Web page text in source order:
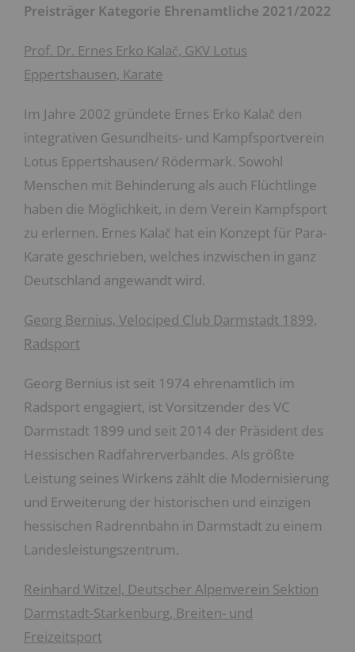
Preisträger Kategorie Ehrenamtliche 2021/2022
Prof. Dr. Ernes Erko Kalač, GKV Lotus
Eppertshausen, Karate
Im Jahre 2002 gründete Ernes Erko Kalač den
integrativen Gesundheits- und Kampfsportverein
Lotus Eppertshausen/ Rödermark. Sowohl
Menschen mit Behinderung als auch Flüchtlinge
haben die Möglichkeit, in dem Verein Kampfsport
zu erlernen. Ernes Kalač hat ein Konzept für Para-
Karate geschrieben, welches inzwischen in ganz
Deutschland angewandt wird.
Georg Bernius, Velociped Club Darmstadt 1899,
Radsport
Georg Bernius ist seit 1974 ehrenamtlich im
Radsport engagiert, ist Vorsitzender des VC
Darmstadt 1899 und seit 2014 der Präsident des
Hessischen Radfahrerverbandes. Als größte
Leistung seines Wirkens zählt die Modernisierung
und Erweiterung der historischen und einzigen
hessischen Radrennbahn in Darmstadt zu einem
Landesleistungszentrum.
Reinhard Witzel, Deutscher Alpenverein Sektion
Darmstadt-Starkenburg, Breiten- und
Freizeitsport